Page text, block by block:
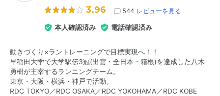
3.96 544 レビューを見る
本人確認済み 電話確認済み
動きづくり×ラントレーニングで目標実現へ！！
早稲田大学で大学駅伝3冠(出雲・全日本・箱根)を達成した八木
勇樹が主宰するランニングチーム。
東京・大阪・横浜・神戸で活動。
RDC TOKYO／RDC OSAKA／RDC YOKOHAMA／RDC KOBE